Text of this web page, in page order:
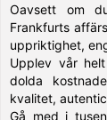
Oavsett om
Frankfurts
uppriktighet,
Upplev vår
dolda
kvalitet,
Gå med i